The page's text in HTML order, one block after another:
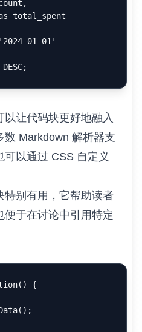
可或缺的元素，掌握代
够显著提升技术文档的
本也是最重要的功能。
语法特点，选择正确
的可读性至关重要。
{
- 1 ) + fibonacci(n - 2);